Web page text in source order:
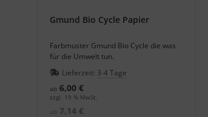
Gmund Bio Cycle Papier
Farbmuster Gmund Bio Cycle die was
für die Umwelt tun.
Lieferzeit: 3-4 Tage
ab 6,00 €
zzgl. 19 % MwSt.
ab
7,14 €